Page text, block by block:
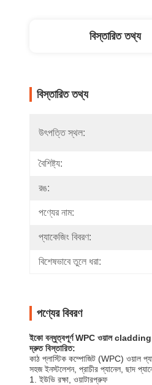
বিস্তারিত তথ্য
বিস্তারিত তথ্য
উৎপত্তি স্থল:
বৈশিষ্ট্য:
রঙ:
পণ্যের নাম:
প্যাকেজিং বিবরণ:
বিশেষভাবে তুলে ধরা:
পণ্যের বিবরণ
ইকো বন্ধুত্বপূর্ণ WPC ওয়াল
দ্রুত বিস্তারিত:
কাঠ প্লাস্টিক কম্পোজিট (WPC) ওয়াল
সহজ ইনস্টলেশন, প্রাচীর প্যানেল, ছাদ
1. ইউভি রক্ষা, ওয়াটারপ্রুফ